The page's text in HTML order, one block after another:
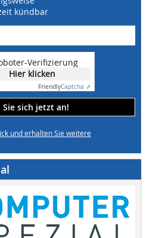
kündbar
Verifizierung
Hier klicken
FriendlyCaptcha ⇗
Sie sich jetzt an!
und erhalten Sie weitere